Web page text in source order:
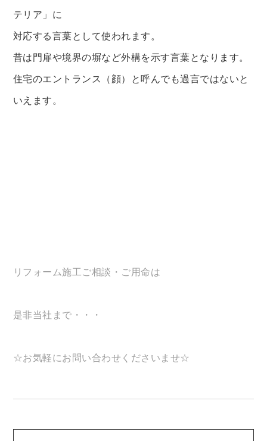
テリア」に
対応する言葉として使われます。
昔は門扉や境界の塀など外構を示す言葉となります。
住宅のエントランス（顔）と呼んでも過言ではないと
いえます。
リフォーム施工ご相談・ご用命は
是非当社まで・・・
☆お気軽にお問い合わせくださいませ☆